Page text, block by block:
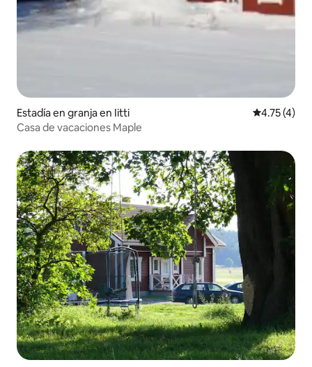
Estadía en granja en Iitti Calificación
4.75 (4)
Casa de vacaciones Maple